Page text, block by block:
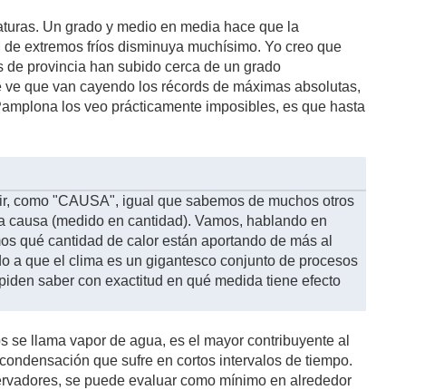
Un grado y medio en media hace que la
extremos fríos disminuya muchísimo. Yo creo que
provincia han subido cerca de un grado
que van cayendo los récords de máximas absolutas,
los veo prácticamente imposibles, es que hasta
como "CAUSA", igual que sabemos de muchos otros
(medido en cantidad). Vamos, hablando en
qué cantidad de calor están aportando de más al
a que el clima es un gigantesco conjunto de procesos
saber con exactitud en qué medida tiene efecto
llama vapor de agua, es el mayor contribuyente al
que sufre en cortos intervalos de tiempo.
se puede evaluar como mínimo en alrededor